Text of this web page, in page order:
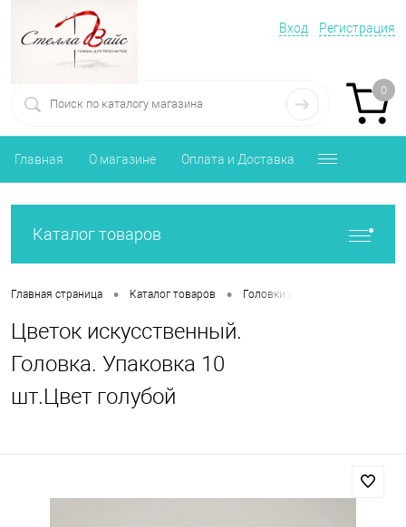
Вход Регистрация
0
Главная О магазине Оплата и Доставка
Каталог товаров
Главная страница • Каталог товаров • Головки цветов
Цветок искусственный.
Головка. Упаковка 10
шт.Цвет голубой